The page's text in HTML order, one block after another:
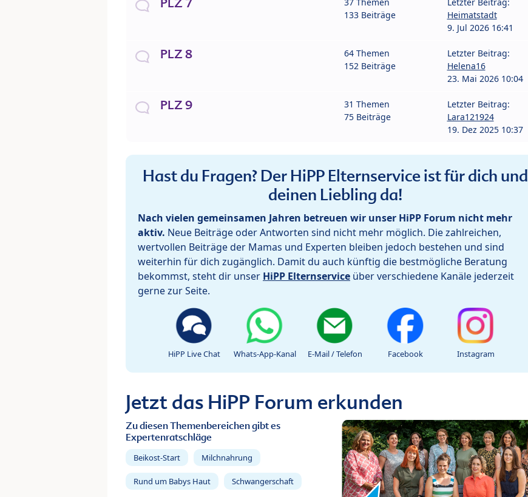
PLZ 7
133 Beiträge
Heimatstadt
9. Jul 2026 16:41
PLZ 8
64 Themen
152 Beiträge
Letzter Beitrag:
Helena16
23. Mai 2026 10:04
PLZ 9
31 Themen
75 Beiträge
Letzter Beitrag:
Lara121924
19. Dez 2025 10:37
Hast du Fragen? Der HiPP Elternservice ist für dich und
deinen Liebling da!
Nach vielen gemeinsamen Jahren betreuen wir unser HiPP Forum nicht mehr
aktiv. Neue Beiträge oder Antworten sind nicht mehr möglich. Die zahlreichen,
wertvollen Beiträge der Mamas und Experten bleiben jedoch bestehen und sind
weiterhin für dich zugänglich. Damit du auch künftig die bestmögliche Beratung
bekommst, steht dir unser HiPP Elternservice über verschiedene Kanäle jederzeit
gerne zur Seite.
HiPP Live Chat Whats-App-Kanal E-Mail / Telefon Facebook Instagram
Jetzt das HiPP Forum erkunden
Zu diesen Themenbereichen gibt es
Expertenratschläge
Beikost-Start Milchnahrung
Rund um Babys Haut Schwangerschaft